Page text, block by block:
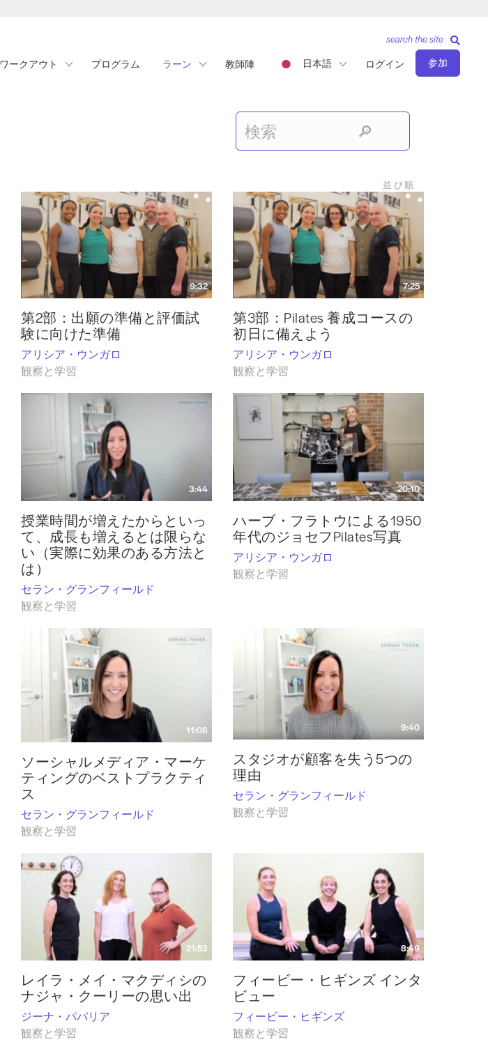
ワークアウト プログラム ラーン 教師陣 日本語 ログイン 参加
search the site
並び順
9:32
第2部：出願の準備と評価試
験に向けた準備
アリシア・ウンガロ
観察と学習
7:25
第3部：Pilates 養成コースの
初日に備えよう
アリシア・ウンガロ
観察と学習
3:44
授業時間が増えたからといっ
て、成長も増えるとは限らな
い（実際に効果のある方法と
は）
セラン・グランフィールド
観察と学習
20:10
ハーブ・フラトウによる1950
年代のジョセフPilates写真
アリシア・ウンガロ
観察と学習
11:08
ソーシャルメディア・マーケ
ティングのベストプラクティ
ス
セラン・グランフィールド
観察と学習
9:40
スタジオが顧客を失う5つの
理由
セラン・グランフィールド
観察と学習
21:53
レイラ・メイ・マクディシの
ナジャ・クーリーの思い出
ジーナ・パパリア
観察と学習
8:49
フィービー・ヒギンズ インタ
ビュー
フィービー・ヒギンズ
観察と学習